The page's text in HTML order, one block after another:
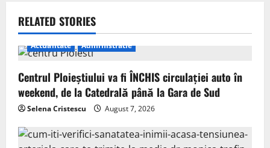
RELATED STORIES
Actualitate Administratie
Centrul Ploieștiului va fi ÎNCHIS circulației auto în
weekend, de la Catedrală până la Gara de Sud
Selena Cristescu August 7, 2026